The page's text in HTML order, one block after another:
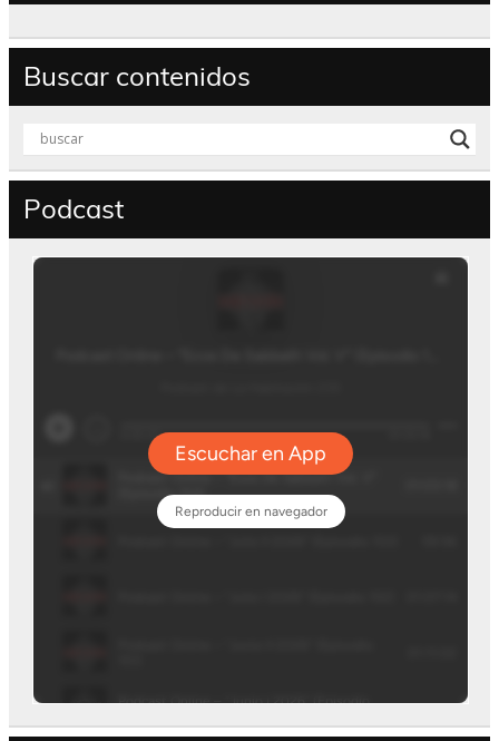
Buscar contenidos
Podcast